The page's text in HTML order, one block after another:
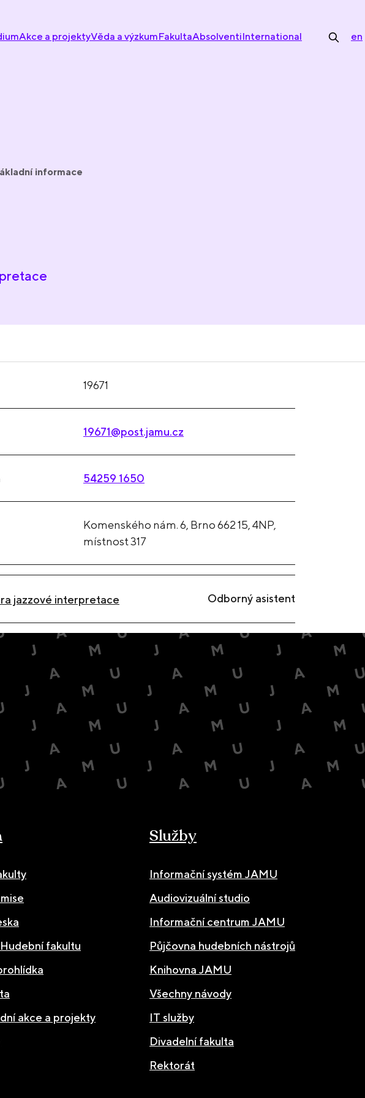
Akce a projektyVěda a výzkumFakultaAbsolventiInternational en
informace
19671
19671@post.jamu.cz
54259 1650
Komenského nám. 6, Brno 662 15, 4NP,
místnost 317
Odborný asistent
jazzové interpretace
fakultu
akce a projekty
Služby
Informační systém JAMU
Audiovizuální studio
Informační centrum JAMU
Půjčovna hudebních nástrojů
Knihovna JAMU
Všechny návody
IT služby
Divadelní fakulta
Rektorát